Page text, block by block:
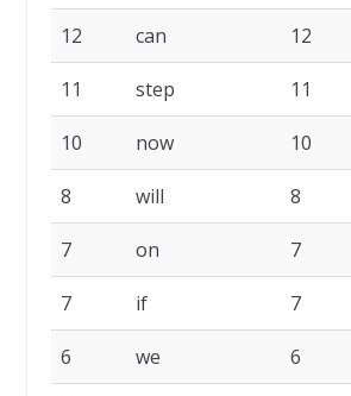
12 can 12
11 step 11
10 now 10
8 will 8
7 on 7
7 if 7
6 we 6